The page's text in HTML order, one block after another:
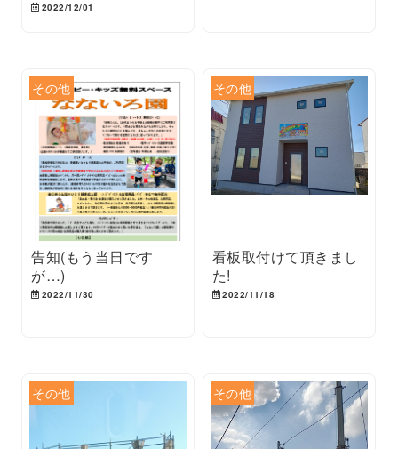
2022/12/01
その他
告知(もう当日です
が…)
2022/11/30
その他
看板取付けて頂きまし
た!
2022/11/18
その他 その他